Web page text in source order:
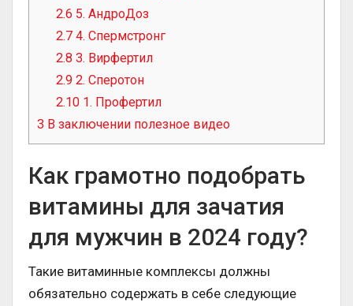
2.6 5. АндроДоз
2.7 4. Спермстронг
2.8 3. Вирфертил
2.9 2. Сперотон
2.10 1. Профертил
3 В заключении полезное видео
Как грамотно подобрать
витамины для зачатия
для мужчин в 2024 году?
Такие витаминные комплексы должны
обязательно содержать в себе следующие